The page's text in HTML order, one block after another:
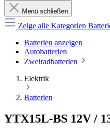
Menü schließen
Zeige alle Kategorien
Batterien anzeigen
Autobatterien
Zweiradbatterien
Elektrik
Batterien
YTX15L-BS 12V /